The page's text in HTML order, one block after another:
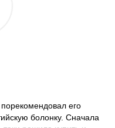
его
болонку. Сначала